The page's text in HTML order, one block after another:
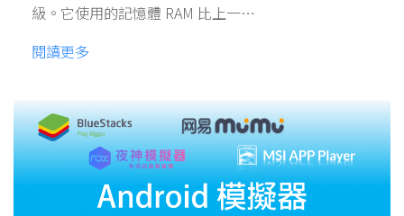
級。它使用的記憶體 RAM 比上一…
閱讀更多